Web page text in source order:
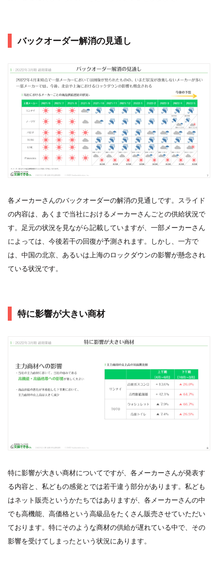
バックオーダー解消の見通し
各メーカーさんのバックオーダーの解消の見通しです。スライド
の内容は、あくまで当社におけるメーカーさんごとの供給状況で
す。足元の状況を見ながら記載していますが、一部メーカーさん
によっては、今後若干の回復が予測されます。しかし、一方で
は、中国の北京、あるいは上海のロックダウンの影響が懸念され
ている状況です。
特に影響が大きい商材
特に影響が大きい商材についてですが、各メーカーさんが発表す
る内容と、私どもの感覚とでは若干違う部分があります。私ども
はネット販売というかたちではありますが、各メーカーさんの中
でも高機能、高価格という高級品をたくさん販売させていただい
ております。特にそのような商材の供給が遅れている中で、その
影響を受けてしまったという状況にあります。